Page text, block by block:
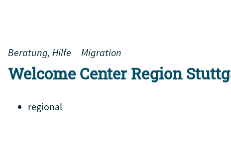
Beratung, Hilfe Migration
Welcome Center Region
regional